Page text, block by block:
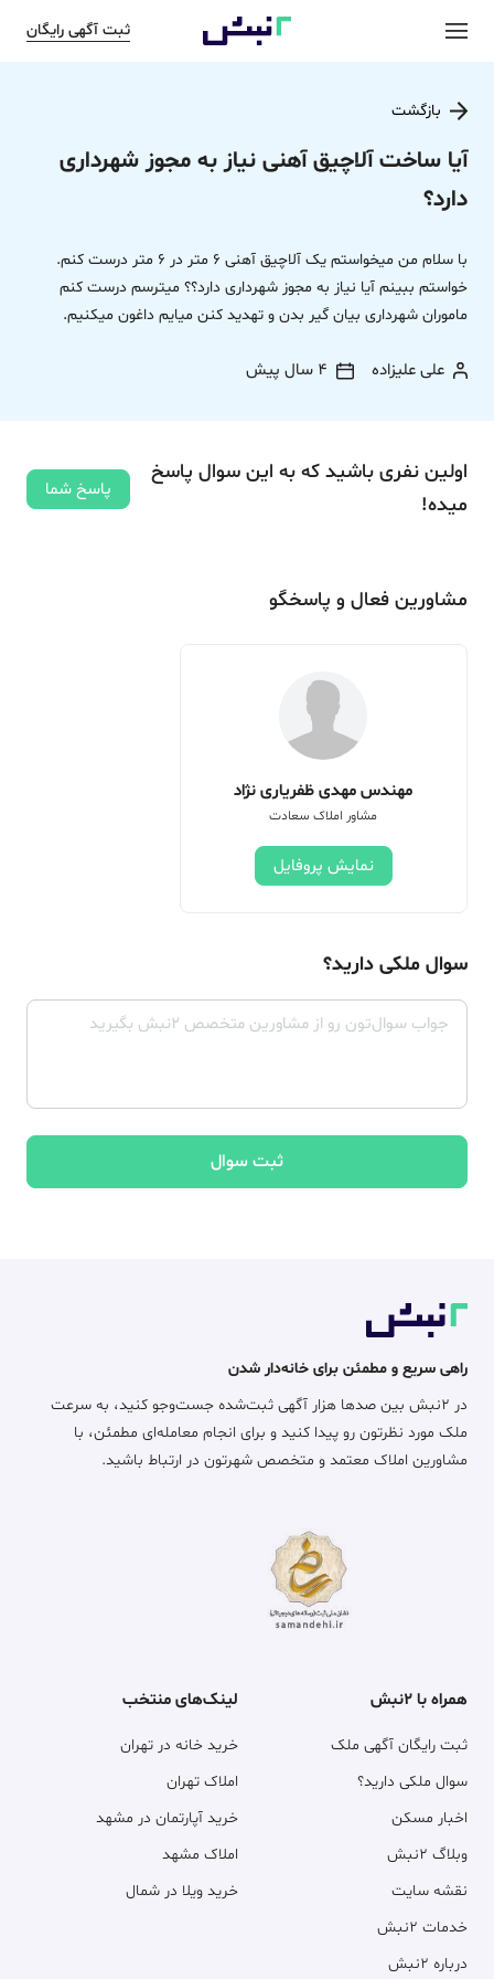
ثبت آگهی رایگان
بازگشت
آیا ساخت آلاچیق آهنی نیاز به مجوز شهرداری
دارد؟
با سلام من میخواستم یک آلاچیق آهنی 6 متر در 6 متر درست کنم.
خواستم ببینم آیا نیاز به مجوز شهرداری دارد؟؟ میترسم درست کنم
ماموران شهرداری بیان گیر بدن و تهدید کنن میایم داغون میکنیم.
علی علیزاده 4 سال پیش
اولین نفری باشید که به این سوال پاسخ
میده!
پاسخ شما
مشاورین فعال و پاسخگو
مهندس مهدی ظفریاری نژاد
مشاور املاک سعادت
نمایش پروفایل
سوال ملکی دارید؟
ثبت سوال
راهی سریع و مطمئن برای خانه‌دار شدن
در ۲نبش بین صدها هزار آگهی ثبت‌شده جست‌وجو کنید، به سرعت
ملک مورد نظرتون رو پیدا کنید و برای انجام معامله‌ای مطمئن، با
مشاورین املاک معتمد و متخصص شهرتون در ارتباط باشید.
همراه با ۲نبش
ثبت رایگان آگهی ملک
سوال ملکی دارید؟
اخبار مسکن
وبلاگ ۲نبش
نقشه سایت
خدمات ۲نبش
درباره ۲نبش
لینک‌های منتخب
خرید خانه در تهران
املاک تهران
خرید آپارتمان در مشهد
املاک مشهد
خرید ویلا در شمال